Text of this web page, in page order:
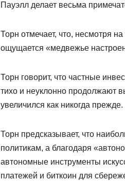
Пауэлл делает весьма
Торн отмечает, что, несмотря
ощущается «медвежье
Торн говорит, что частные
тихо и неуклонно продолжают
увеличился как никогда прежде.
Торн предсказывает, что
политикам, а благодаря
автономные инструменты
платежей и биткоин для